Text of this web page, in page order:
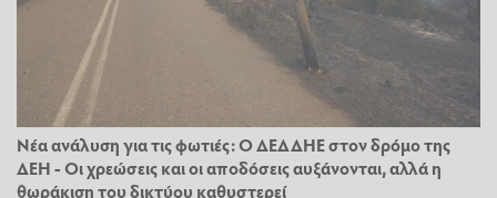
Νέα ανάλυση για τις φωτιές: Ο ΔΕΔΔΗΕ στον δρόμο της
ΔΕΗ - Οι χρεώσεις και οι αποδόσεις αυξάνονται, αλλά η
θωράκιση του δικτύου καθυστερεί